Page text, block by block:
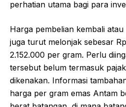
perhatian utama bagi para
Harga pembelian kembali
juga turut melonjak sebesar
2.152.000 per gram. Perlu
tersebut belum termasuk
dikenakan. Informasi
harga per gram emas Antam